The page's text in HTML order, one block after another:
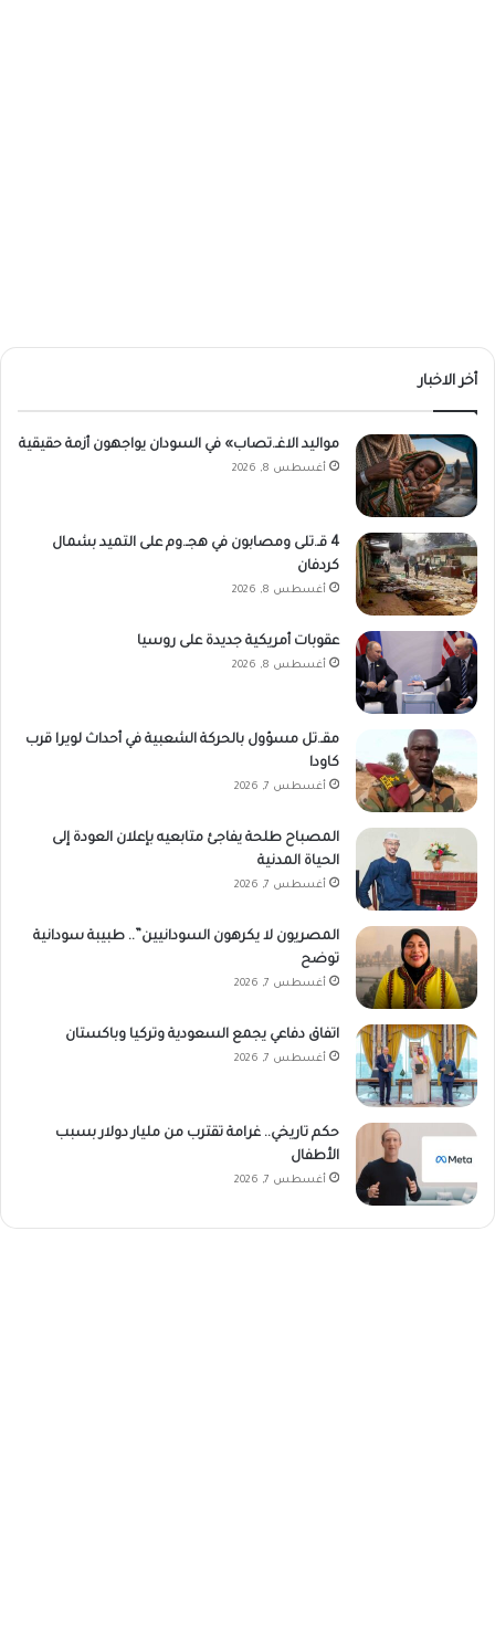
أخر الاخبار
مواليد الاغـ.تصاب» في السودان يواجهون أزمة حقيقية
أغسطس 8, 2026
4 قـ.تلى ومصابون في هجـ.وم على التميد بشمال
كردفان
أغسطس 8, 2026
عقوبات أمريكية جديدة على روسيا
أغسطس 8, 2026
مقـ.تل مسؤول بالحركة الشعبية في أحداث لويرا قرب
كاودا
أغسطس 7, 2026
المصباح طلحة يفاجئ متابعيه بإعلان العودة إلى
الحياة المدنية
أغسطس 7, 2026
المصريون لا يكرهون السودانيين”.. طبيبة سودانية
توضح
أغسطس 7, 2026
اتفاق دفاعي يجمع السعودية وتركيا وباكستان
أغسطس 7, 2026
حكم تاريخي.. غرامة تقترب من مليار دولار بسبب
الأطفال
أغسطس 7, 2026